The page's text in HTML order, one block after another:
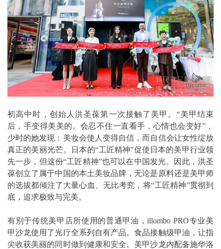
初高中时，创始人洪圣葆第一次接触了美甲。“美甲结束
后，手变得美美的。会忍不住一直看手，心情也会变好”，
少时的她发现：美妆会使人变得自信，而自信会让女性绽放
真正的美丽光芒。日本的“工匠精神”促使日本的美甲行业领
先一步，但这份“工匠精神”也可以在中国发光。因此，洪圣
葆创立了属于中国的本土美妆品牌，无论是原料还是美甲师
的选拔都倾注了大量心血、无比考究，将“工匠精神”贯彻到
底，追求极致与完美。
有别于传统美甲店所使用的普通甲油，illombo PRO专业美
甲沙龙使用了光疗全系列自有产品。食品接触级甲油，让指
尖收获美丽的同时做到健康和安全。美甲沙龙内配备施华洛